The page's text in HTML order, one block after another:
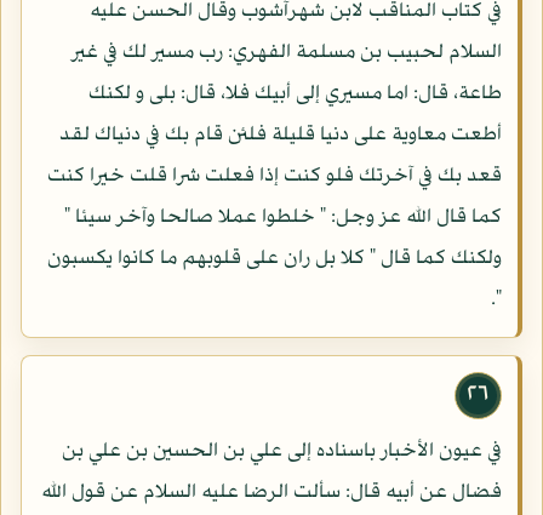
في كتاب المناقب لابن شهرآشوب وقال الحسن عليه
السلام لحبيب بن مسلمة الفهري: رب مسير لك في غير
طاعة، قال: اما مسيري إلى أبيك فلا، قال: بلى و لكنك
أطعت معاوية على دنيا قليلة فلئن قام بك في دنياك لقد
قعد بك في آخرتك فلو كنت إذا فعلت شرا قلت خيرا كنت
كما قال الله عز وجل: " خلطوا عملا صالحا وآخر سيئا "
ولكنك كما قال " كلا بل ران على قلوبهم ما كانوا يكسبون
".
٢٦
في عيون الأخبار باسناده إلى علي بن الحسين بن علي بن
فضال عن أبيه قال: سألت الرضا عليه السلام عن قول الله